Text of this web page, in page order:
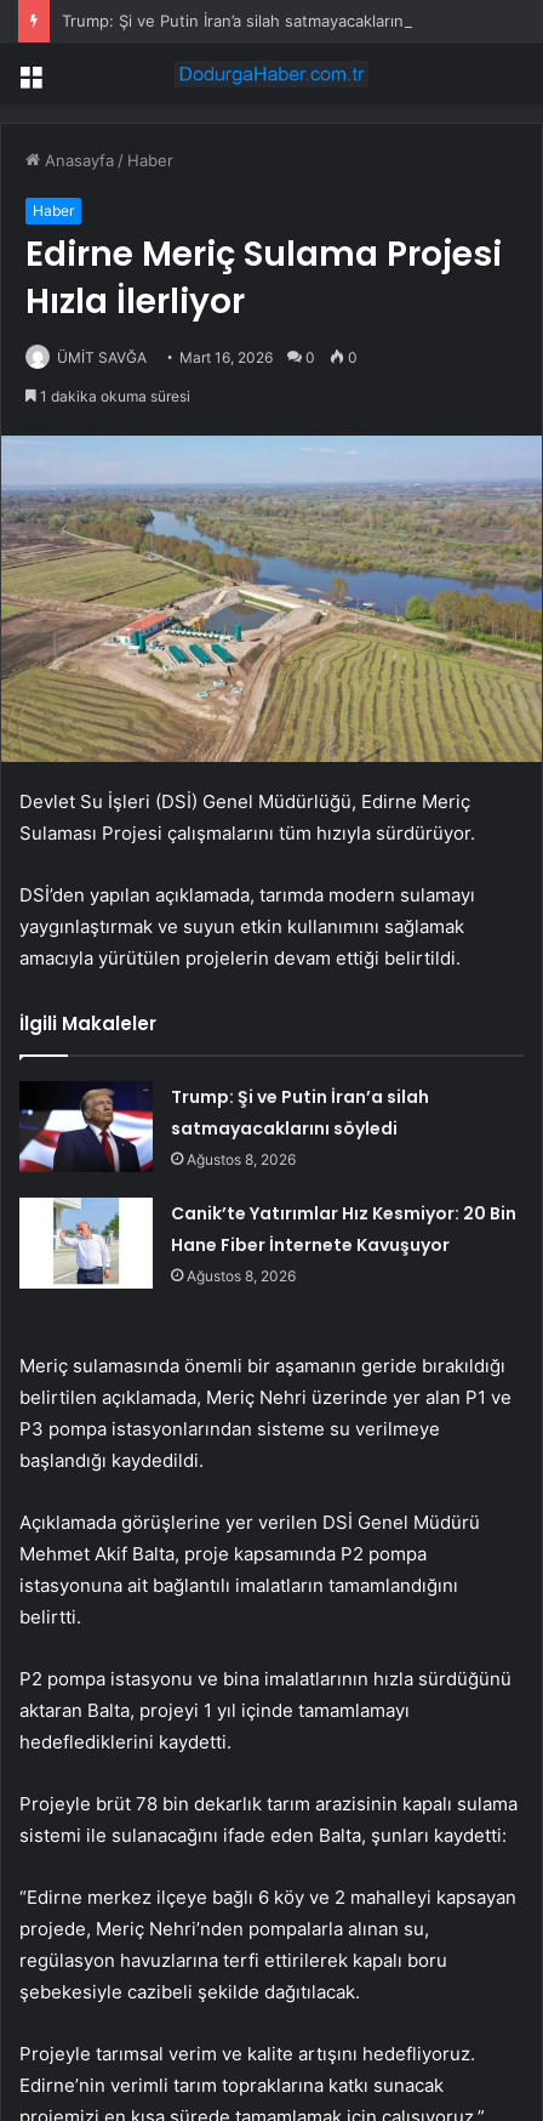
Trump: Şi ve Putin İran’a silah satmayacaklarını söyledi
Menü
Anasayfa / Haber
Haber
Edirne Meriç Sulama Projesi
Hızla İlerliyor
ÜMİT SAVĞA Mart 16, 2026 0 0
1 dakika okuma süresi
Devlet Su İşleri (DSİ) Genel Müdürlüğü, Edirne Meriç
Sulaması Projesi çalışmalarını tüm hızıyla sürdürüyor.
DSİ’den yapılan açıklamada, tarımda modern sulamayı
yaygınlaştırmak ve suyun etkin kullanımını sağlamak
amacıyla yürütülen projelerin devam ettiği belirtildi.
İlgili Makaleler
Trump: Şi ve Putin İran’a silah
satmayacaklarını söyledi
Ağustos 8, 2026
Canik’te Yatırımlar Hız Kesmiyor: 20 Bin
Hane Fiber İnternete Kavuşuyor
Ağustos 8, 2026
Meriç sulamasında önemli bir aşamanın geride bırakıldığı
belirtilen açıklamada, Meriç Nehri üzerinde yer alan P1 ve
P3 pompa istasyonlarından sisteme su verilmeye
başlandığı kaydedildi.
Açıklamada görüşlerine yer verilen DSİ Genel Müdürü
Mehmet Akif Balta, proje kapsamında P2 pompa
istasyonuna ait bağlantılı imalatların tamamlandığını
belirtti.
P2 pompa istasyonu ve bina imalatlarının hızla sürdüğünü
aktaran Balta, projeyi 1 yıl içinde tamamlamayı
hedeflediklerini kaydetti.
Projeyle brüt 78 bin dekarlık tarım arazisinin kapalı sulama
sistemi ile sulanacağını ifade eden Balta, şunları kaydetti:
“Edirne merkez ilçeye bağlı 6 köy ve 2 mahalleyi kapsayan
projede, Meriç Nehri’nden pompalarla alınan su,
regülasyon havuzlarına terfi ettirilerek kapalı boru
şebekesiyle cazibeli şekilde dağıtılacak.
Projeyle tarımsal verim ve kalite artışını hedefliyoruz.
Edirne’nin verimli tarım topraklarına katkı sunacak